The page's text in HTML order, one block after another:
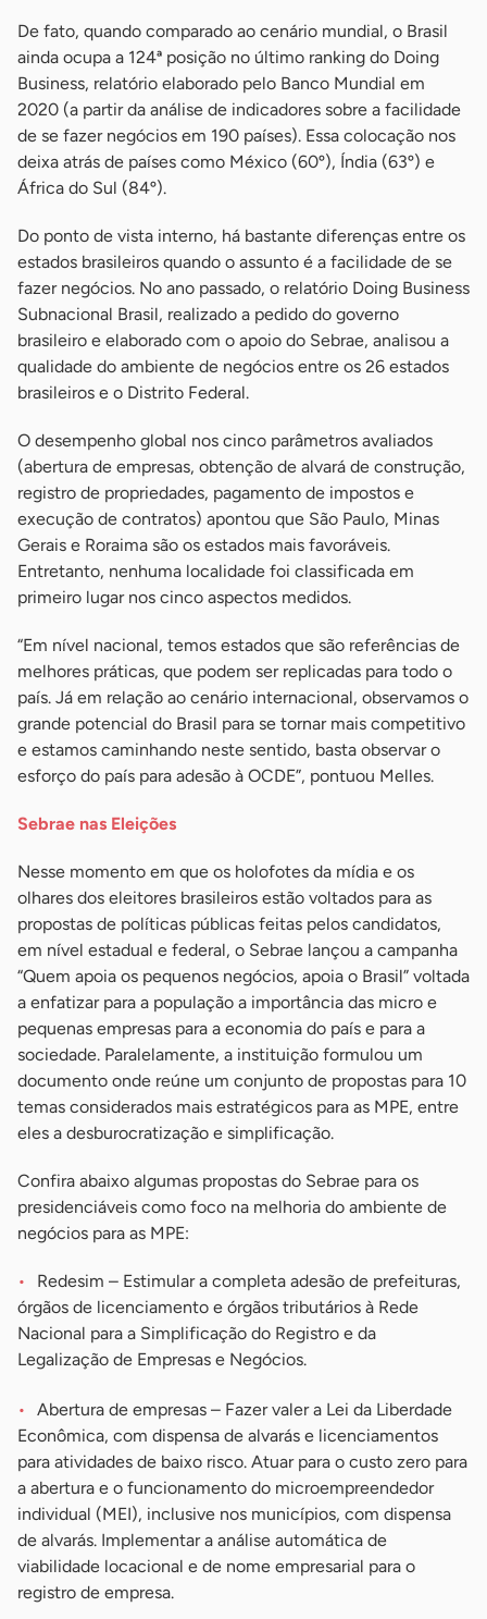
De fato, quando comparado ao cenário mundial, o Brasil
ainda ocupa a 124ª posição no último ranking do Doing
Business, relatório elaborado pelo Banco Mundial em
2020 (a partir da análise de indicadores sobre a facilidade
de se fazer negócios em 190 países). Essa colocação nos
deixa atrás de países como México (60º), Índia (63º) e
África do Sul (84º).
Do ponto de vista interno, há bastante diferenças entre os
estados brasileiros quando o assunto é a facilidade de se
fazer negócios. No ano passado, o relatório Doing Business
Subnacional Brasil, realizado a pedido do governo
brasileiro e elaborado com o apoio do Sebrae, analisou a
qualidade do ambiente de negócios entre os 26 estados
brasileiros e o Distrito Federal.
O desempenho global nos cinco parâmetros avaliados
(abertura de empresas, obtenção de alvará de construção,
registro de propriedades, pagamento de impostos e
execução de contratos) apontou que São Paulo, Minas
Gerais e Roraima são os estados mais favoráveis.
Entretanto, nenhuma localidade foi classificada em
primeiro lugar nos cinco aspectos medidos.
“Em nível nacional, temos estados que são referências de
melhores práticas, que podem ser replicadas para todo o
país. Já em relação ao cenário internacional, observamos o
grande potencial do Brasil para se tornar mais competitivo
e estamos caminhando neste sentido, basta observar o
esforço do país para adesão à OCDE”, pontuou Melles.
Sebrae nas Eleições
Nesse momento em que os holofotes da mídia e os
olhares dos eleitores brasileiros estão voltados para as
propostas de políticas públicas feitas pelos candidatos,
em nível estadual e federal, o Sebrae lançou a campanha
“Quem apoia os pequenos negócios, apoia o Brasil” voltada
a enfatizar para a população a importância das micro e
pequenas empresas para a economia do país e para a
sociedade. Paralelamente, a instituição formulou um
documento onde reúne um conjunto de propostas para 10
temas considerados mais estratégicos para as MPE, entre
eles a desburocratização e simplificação.
Confira abaixo algumas propostas do Sebrae para os
presidenciáveis como foco na melhoria do ambiente de
negócios para as MPE:
Redesim – Estimular a completa adesão de prefeituras,
órgãos de licenciamento e órgãos tributários à Rede
Nacional para a Simplificação do Registro e da
Legalização de Empresas e Negócios.
Abertura de empresas – Fazer valer a Lei da Liberdade
Econômica, com dispensa de alvarás e licenciamentos
para atividades de baixo risco. Atuar para o custo zero para
a abertura e o funcionamento do microempreendedor
individual (MEI), inclusive nos municípios, com dispensa
de alvarás. Implementar a análise automática de
viabilidade locacional e de nome empresarial para o
registro de empresa.